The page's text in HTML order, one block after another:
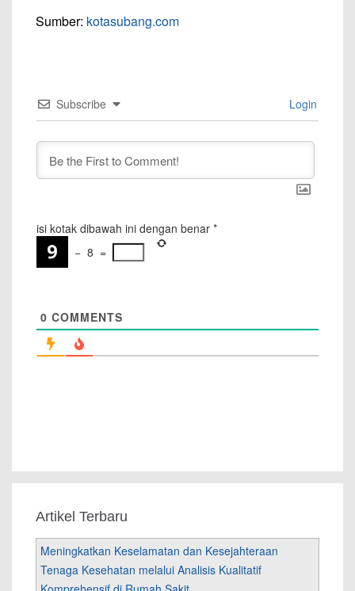
Sumber: kotasubang.com
Subscribe Login
isi kotak dibawah ini dengan benar *
− 8 =
0 COMMENTS
Artikel Terbaru
Meningkatkan Keselamatan dan Kesejahteraan
Tenaga Kesehatan melalui Analisis Kualitatif